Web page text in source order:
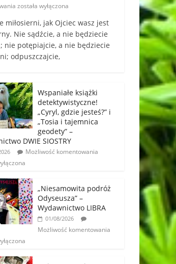
została wyłączona
miłosierni, jak Ojciec wasz jest
Nie sądźcie, a nie będziecie
nie potępiajcie, a nie będziecie
odpuszczajcie,
Wspaniałe książki
detektywistyczne!
„Cyryl, gdzie jesteś?” i
„Tosia i tajemnica
geodety” –
DWIE SIOSTRY
Możliwość komentowania
„Niesamowita podróż
Odyseusza” –
Wydawnictwo LIBRA
01/08/2026
Możliwość komentowania